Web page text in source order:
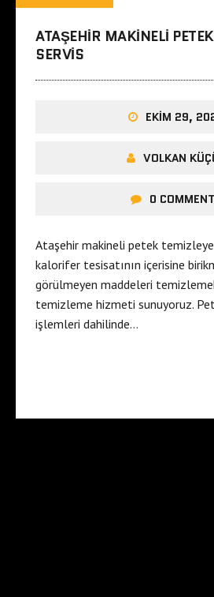
ATAŞEHIR MAKINELI
SERVIS
EKIM 29,
VOLKAN
0
Ataşehir makineli petek
kalorifer tesisatının içerisine
görülmeyen maddeleri
temizleme hizmeti sunuyoruz.
işlemleri dahilinde…